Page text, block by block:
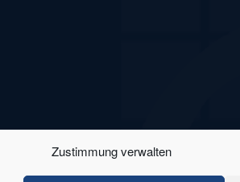
Zustimmung verwalten